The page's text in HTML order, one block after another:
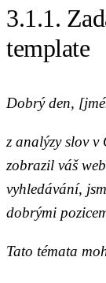
3.1.1.
template
Dobrý den,
z analýzy slov v
zobrazil váš
vyhledávání,
dobrými
Tato témata